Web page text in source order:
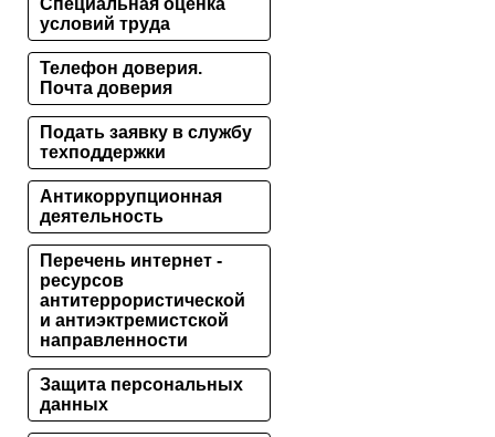
условий труда
Телефон доверия.
Почта доверия
Подать заявку в службу
техподдержки
Антикоррупционная
деятельность
Перечень интернет -
ресурсов
антитеррористической
и антиэктремистской
направленности
Защита персональных
данных